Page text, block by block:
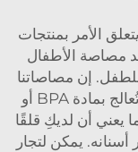
الأمر بمنتجات
مصاصة الأطفال
إن مصاصاتنا
خالية من المواد الكيميائية الخطرة، ولم تُعالج بمادة BPA أو
يعني أن لديكِ قلقًا
يمكن لتجار